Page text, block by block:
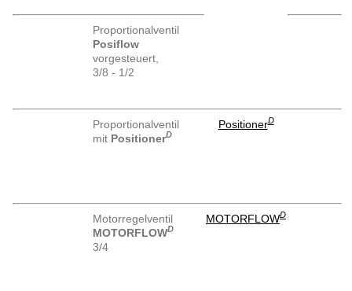
Proportionalventil
Posiflow
vorgesteuert,
3/8 - 1/2
Proportionalventil
mit PositionerD
PositionerD
Motorregelventil
MOTORFLOWD
3/4
MOTORFLOWD